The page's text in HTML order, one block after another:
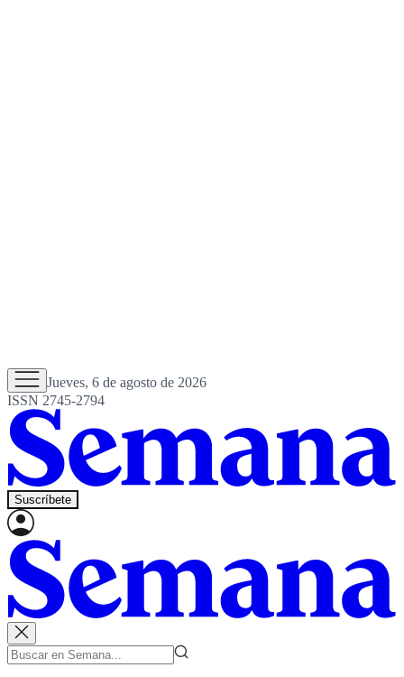
Jueves, 6 de agosto de 2026
ISSN 2745-2794
Suscríbete